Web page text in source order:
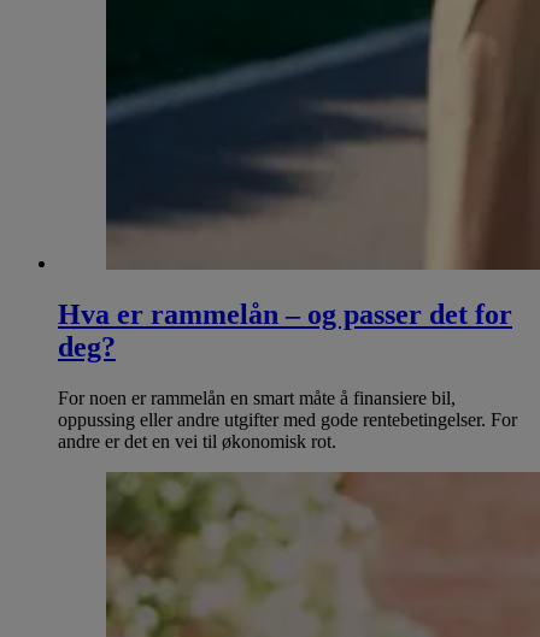
Hva er rammelån – og passer det for
deg?
For noen er rammelån en smart måte å finansiere bil,
oppussing eller andre utgifter med gode rentebetingelser. For
andre er det en vei til økonomisk rot.